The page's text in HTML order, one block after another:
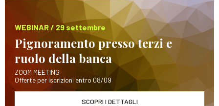
WEBINAR / 29 settembre
Pignoramento presso terzi e
ruolo della banca
ZOOM MEETING
Offerte per iscrizioni entro 08/09
SCOPRI I DETTAGLI